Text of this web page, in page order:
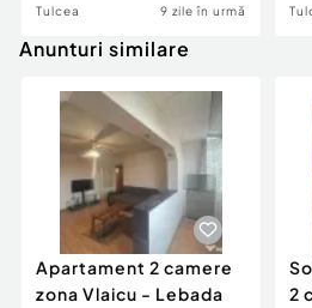
Tulcea 9 zile în urmă
Anunturi similare
Apartament 2 camere
zona Vlaicu - Lebada
2